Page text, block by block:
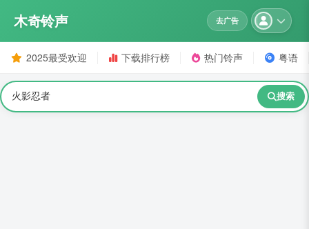
木奇铃声 去广告
2025最受欢迎 下载排行榜 热门铃声 粤语
搜索